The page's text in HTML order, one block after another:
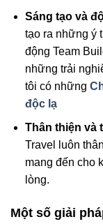
Sáng tạo và
tạo ra những ý
động Team
những trải
tôi có những
độc lạ
Thân thiện và
Travel luôn
mang đến cho
lòng.
Một số giải